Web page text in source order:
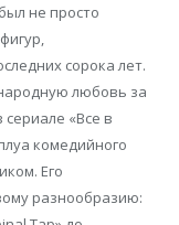
не просто
сорока лет.
любовь за
«Все в
комедийного
Его
разнообразию: